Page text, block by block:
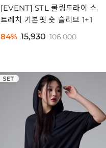
[EVENT] STL 쿨링드라이 스
트레치 기본핏 숏 슬리브 1+1
84% 15,930 106,000